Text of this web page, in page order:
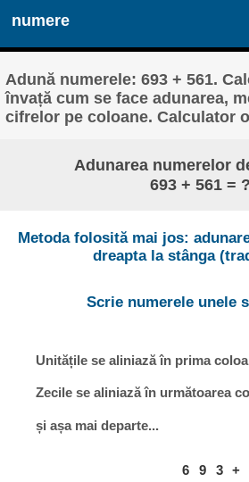
numere
Adună numerele: 693 + 561.
învață cum se face adunarea,
cifrelor pe coloane. Calculator
Adunarea numerelor
693 + 561 = ?
Metoda folosită mai jos:
dreapta la stânga
Scrie numerele unele
Unitățile se aliniază în prima
Zecile se aliniază în următoarea
și așa mai departe...
6 9 3
+